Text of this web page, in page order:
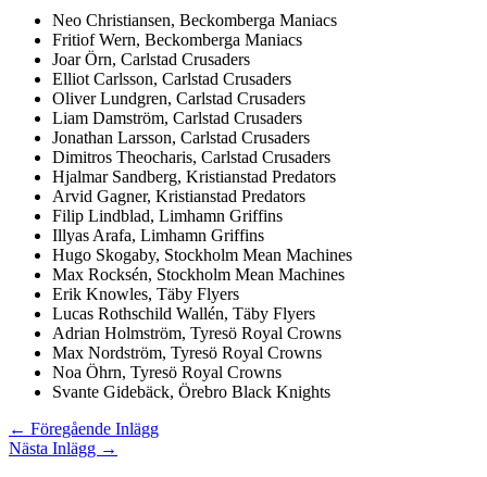
Neo Christiansen, Beckomberga Maniacs
Fritiof Wern, Beckomberga Maniacs
Joar Örn, Carlstad Crusaders
Elliot Carlsson, Carlstad Crusaders
Oliver Lundgren, Carlstad Crusaders
Liam Damström, Carlstad Crusaders
Jonathan Larsson, Carlstad Crusaders
Dimitros Theocharis, Carlstad Crusaders
Hjalmar Sandberg, Kristianstad Predators
Arvid Gagner, Kristianstad Predators
Filip Lindblad, Limhamn Griffins
Illyas Arafa, Limhamn Griffins
Hugo Skogaby, Stockholm Mean Machines
Max Rocksén, Stockholm Mean Machines
Erik Knowles, Täby Flyers
Lucas Rothschild Wallén, Täby Flyers
Adrian Holmström, Tyresö Royal Crowns
Max Nordström, Tyresö Royal Crowns
Noa Öhrn, Tyresö Royal Crowns
Svante Gidebäck, Örebro Black Knights
← Föregående Inlägg
Nästa Inlägg →